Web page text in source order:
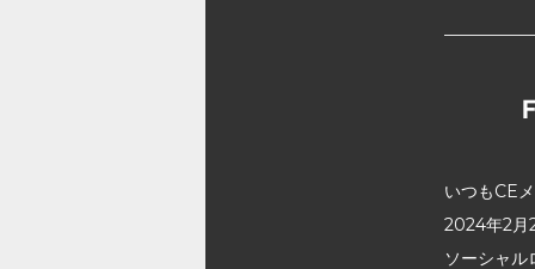
いつもCE
2024年2月
ソーシャ